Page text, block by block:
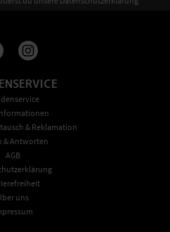
& Reklamation
& Antworten
AGB
uns